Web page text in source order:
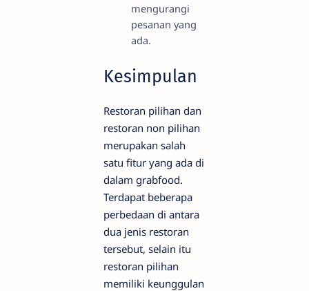
mengurangi
pesanan yang
ada.
Kesimpulan
Restoran pilihan dan
restoran non pilihan
merupakan salah
satu fitur yang ada di
dalam grabfood.
Terdapat beberapa
perbedaan di antara
dua jenis restoran
tersebut, selain itu
restoran pilihan
memiliki keunggulan